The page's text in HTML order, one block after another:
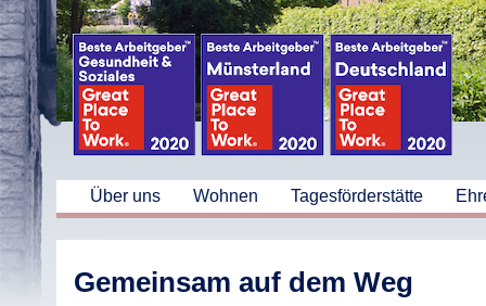
Über uns Wohnen Tagesförderstätte
Gemeinsam auf dem Weg